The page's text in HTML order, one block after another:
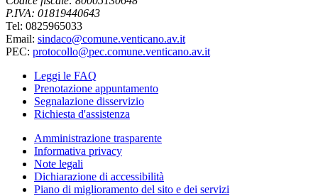
P.IVA: 01819440643
Tel: 0825965033
Email: sindaco@comune.venticano.av.it
PEC: protocollo@pec.comune.venticano.av.it
Leggi le FAQ
Prenotazione appuntamento
Segnalazione disservizio
Richiesta d'assistenza
Amministrazione trasparente
Informativa privacy
Note legali
Dichiarazione di accessibilità
Piano di miglioramento del sito e dei servizi